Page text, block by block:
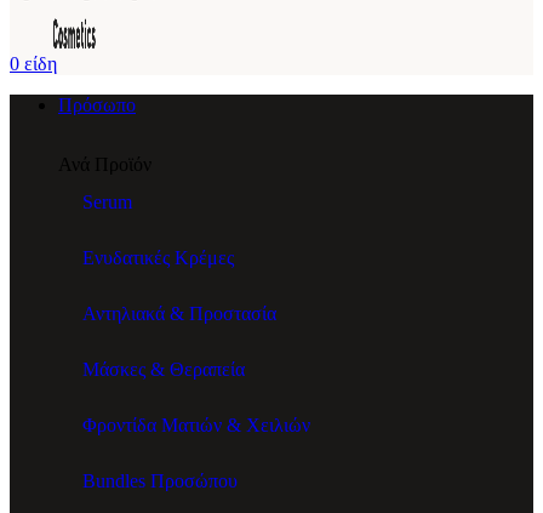
0 είδη
Πρόσωπο
Ανά Προϊόν
Serum
Ενυδατικές Κρέμες
Αντηλιακά & Προστασία
Μάσκες & Θεραπεία
Φροντίδα Ματιών & Χειλιών
Bundles Προσώπου